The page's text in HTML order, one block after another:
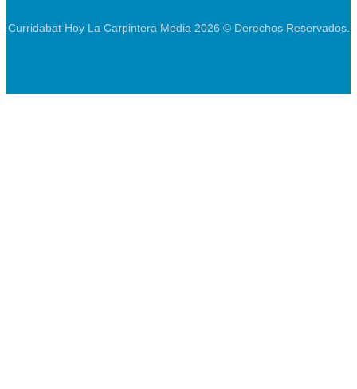
Curridabat Hoy La Carpintera Media 2026 © Derechos Reservados.